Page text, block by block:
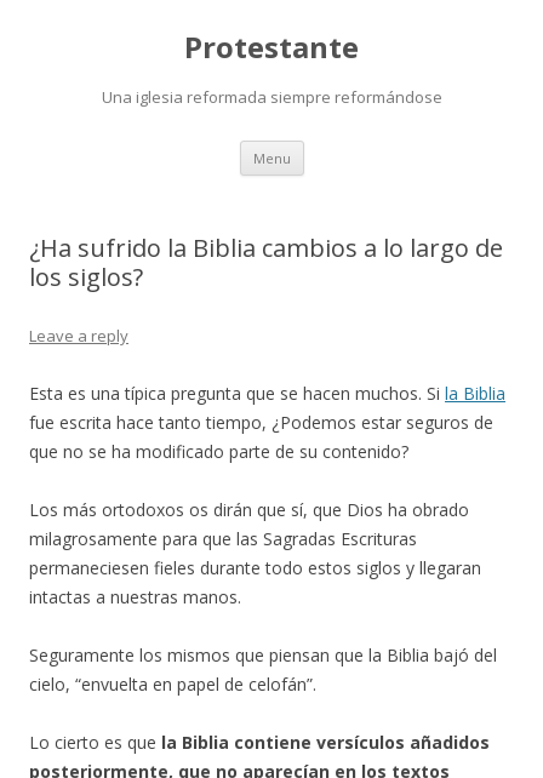
Protestante
Una iglesia reformada siempre reformándose
Menu Skip
content
¿Ha sufrido la Biblia cambios a lo largo de
los siglos?
Leave a reply
Esta es una típica pregunta que se hacen muchos. Si la Biblia
fue escrita hace tanto tiempo, ¿Podemos estar seguros de
que no se ha modificado parte de su contenido?
Los más ortodoxos os dirán que sí, que Dios ha obrado
milagrosamente para que las Sagradas Escrituras
permaneciesen fieles durante todo estos siglos y llegaran
intactas a nuestras manos.
Seguramente los mismos que piensan que la Biblia bajó del
cielo, “envuelta en papel de celofán”.
Lo cierto es que la Biblia contiene versículos añadidos
posteriormente, que no aparecían en los textos